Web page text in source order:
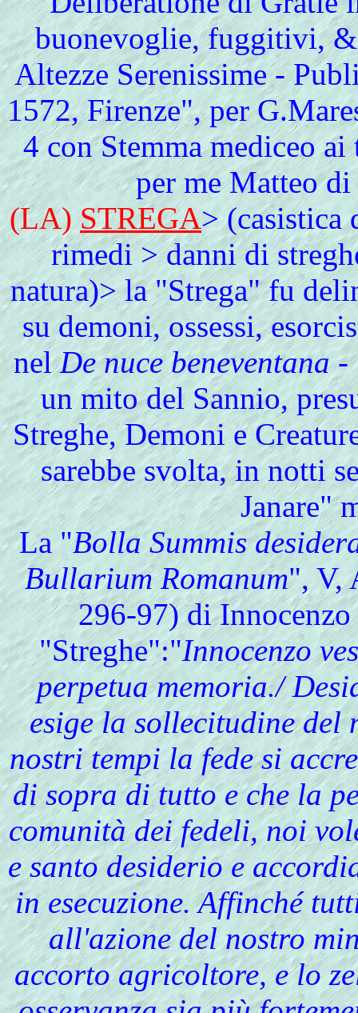
buonevoglie, fuggitivi,
Altezze Serenissime -
1572, Firenze", per
4 con Stemma mediceo
per me Matteo
(LA) STREGA> (casistica
rimedi > danni di
natura)> la "Strega" fu
su demoni, ossessi,
nelDe nuce beneventana-
un mito del Sannio,
Streghe, Demoni e
sarebbe svolta, in notti
Janare"
La "Bolla Summis
Bullarium Romanum", V,
296-97) di
"Streghe":"Innocenzo
perpetua memoria./
esige la sollecitudine del
nostri tempi la fede si
di sopra di tutto e che la
comunità dei fedeli, noi
e santo desiderio e
in esecuzione. Affinché
all'azione del nostro
accorto agricoltore, e lo